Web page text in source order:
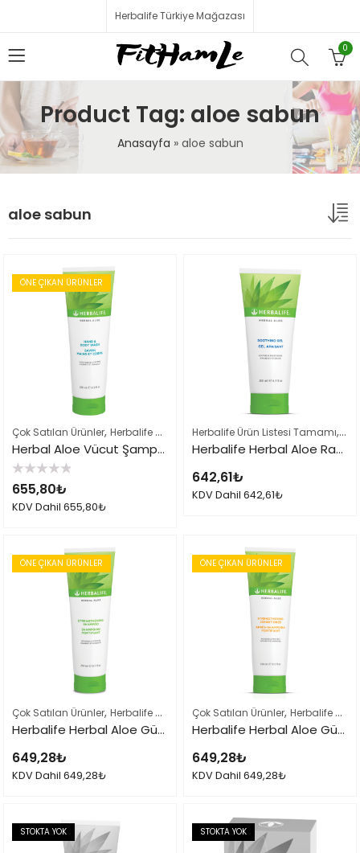
Herbalife Türkiye Mağazası
0
Product Tag: aloe sabun
Anasayfa » aloe sabun
aloe sabun
ÖNE ÇIKAN ÜRÜNLER
Çok Satılan Ürünler, Herbalife Ürün Listesi Tamamı , Saç ve Vücut
Herbal Aloe Vücut Şampuanı
5
üzerinden
0
oy
655,80₺
KDV Dahil 655,80₺
Herbalife Ürün Listesi Tamamı,
Herbalife Herbal Aloe Rahatlatıcı Jel
642,61₺
KDV Dahil 642,61₺
ÖNE ÇIKAN ÜRÜNLER
Çok Satılan Ürünler, Herbalife Ürün Listesi Tamamı ,Saç ve Vücut
Herbalife Herbal Aloe Güçlendirici Şampuan
649,28₺
KDV Dahil 649,28₺
ÖNE ÇIKAN ÜRÜNLER
Çok Satılan Ürünler, Herbalife Ürün Listesi Tamamı
Herbalife Herbal Aloe Güçlendirici Saç Kremi
649,28₺
KDV Dahil 649,28₺
STOKTA YOK STOKTA YOK